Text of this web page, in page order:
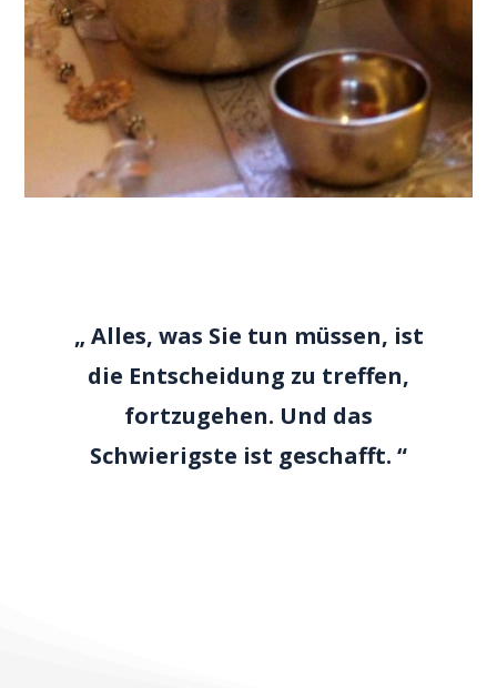
„ Alles, was Sie tun müssen, ist
die Entscheidung zu treffen,
fortzugehen. Und das
Schwierigste ist geschafft. “